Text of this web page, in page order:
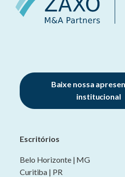
Baixe nossa
institucional
Escritórios
Belo Horizonte | MG
Curitiba | PR